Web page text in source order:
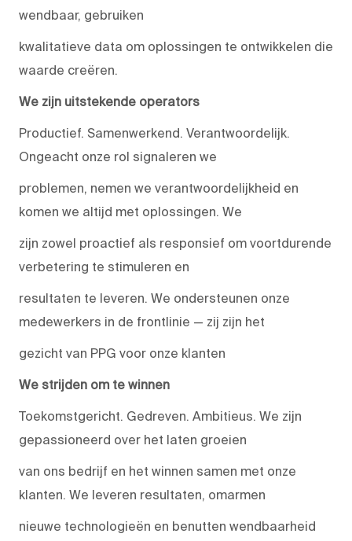
wendbaar, gebruiken
kwalitatieve data om oplossingen te ontwikkelen die
waarde creëren.
We zijn uitstekende operators
Productief. Samenwerkend. Verantwoordelijk.
Ongeacht onze rol signaleren we
problemen, nemen we verantwoordelijkheid en
komen we altijd met oplossingen. We
zijn zowel proactief als responsief om voortdurende
verbetering te stimuleren en
resultaten te leveren. We ondersteunen onze
medewerkers in de frontlinie — zij zijn het
gezicht van PPG voor onze klanten
We strijden om te winnen
Toekomstgericht. Gedreven. Ambitieus. We zijn
gepassioneerd over het laten groeien
van ons bedrijf en het winnen samen met onze
klanten. We leveren resultaten, omarmen
nieuwe technologieën en benutten wendbaarheid